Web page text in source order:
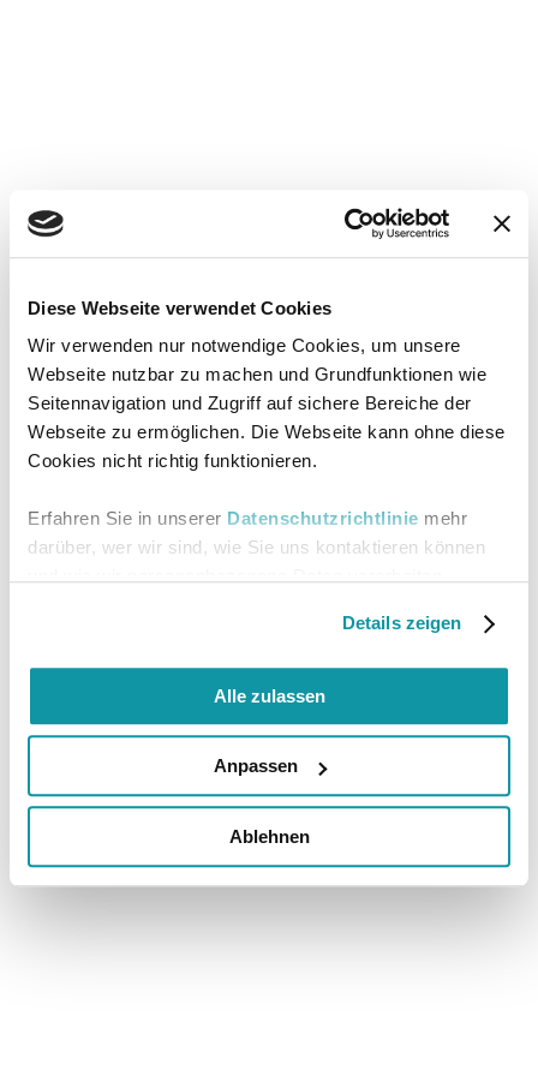
Diese Webseite verwendet Cookies
Wir verwenden nur notwendige Cookies, um unsere
Webseite nutzbar zu machen und Grundfunktionen wie
Seitennavigation und Zugriff auf sichere Bereiche der
Webseite zu ermöglichen. Die Webseite kann ohne diese
Cookies nicht richtig funktionieren.
Erfahren Sie in unserer Datenschutzrichtlinie mehr
darüber, wer wir sind, wie Sie uns kontaktieren können
Details zeigen
Alle zulassen
Anpassen
Ablehnen